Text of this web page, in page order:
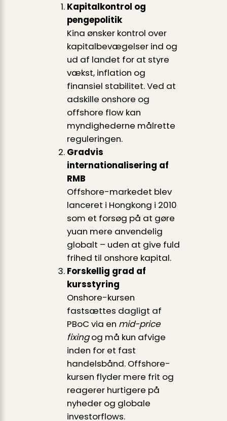
Kapitalkontrol og
pengepolitik
Kina ønsker kontrol over
kapitalbevægelser ind og
ud af landet for at styre
vækst, inflation og
finansiel stabilitet. Ved at
adskille onshore og
offshore flow kan
myndighederne målrette
reguleringen.
Gradvis
internationalisering af
RMB
Offshore-markedet blev
lanceret i Hongkong i 2010
som et forsøg på at gøre
yuan mere anvendelig
globalt – uden at give fuld
frihed til onshore kapital.
Forskellig grad af
kursstyring
Onshore-kursen
fastsættes dagligt af
PBoC via en mid-price
fixingog må kun afvige
inden for et fast
handelsbånd. Offshore-
kursen flyder mere frit og
reagerer hurtigere på
nyheder og globale
investorflows.